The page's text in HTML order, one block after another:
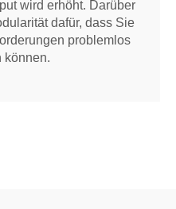
wird erhöht. Darüber
dafür, dass Sie
problemlos
können.